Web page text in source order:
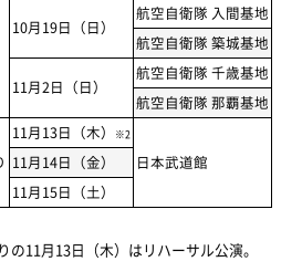
10月19日（日）
航空自衛隊 入間基地
航空自衛隊 築城基地
11月2日（日）
航空自衛隊 千歳基地
航空自衛隊 那覇基地
11月13日（木） ※2
日本武道館
11月14日（金）
11月15日（土）
11月13日（木）はリハーサル公演。